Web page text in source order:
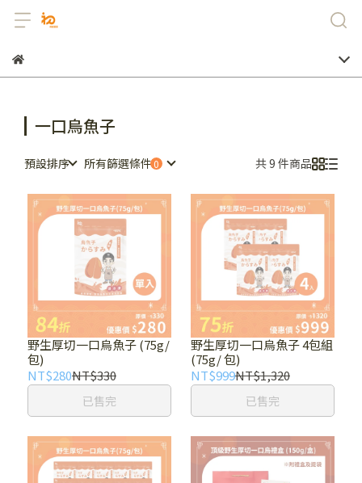
一口烏魚子
預設排序 所有篩選條件 共 9 件商品
野生厚切一口烏魚子 (75g/
包)
NT$280NT$330
已售完
野生厚切一口烏魚子 4包組
(75g/ 包)
NT$999NT$1,320
已售完